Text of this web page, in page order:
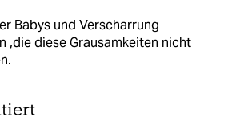
Babys und Verscharrung
,die diese Grausamkeiten nicht